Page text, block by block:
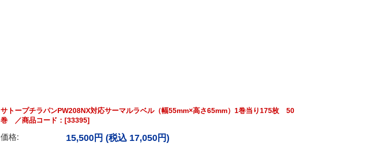
サトープチラパンPW208NX対応サーマルラベル（幅55mm×高さ65mm）1巻当り175枚 50
巻 ／商品コード：[33395]
価格: 15,500円 (税込 17,050円)